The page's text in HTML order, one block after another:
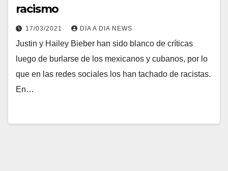
racismo
17/03/2021 DIA A DIA NEWS
Justin y Hailey Bieber han sido blanco de críticas
luego de burlarse de los mexicanos y cubanos, por lo
que en las redes sociales los han tachado de racistas.
En…